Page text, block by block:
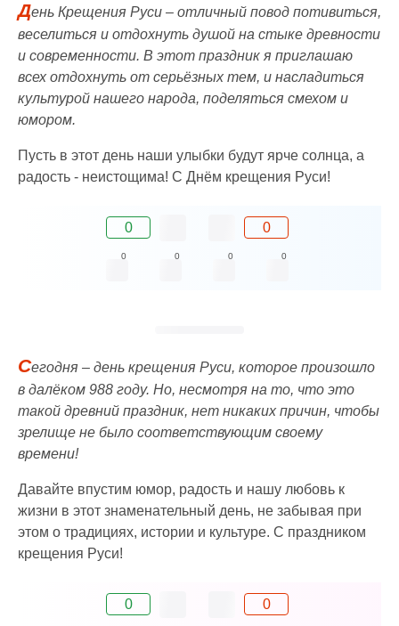
День Крещения Руси – отличный повод потивиться,
веселиться и отдохнуть душой на стыке древности
и современности. В этот праздник я приглашаю
всех отдохнуть от серьёзных тем, и насладиться
культурой нашего народа, поделяться смехом и
юмором.
Пусть в этот день наши улыбки будут ярче солнца, а
радость - неистощима! С Днём крещения Руси!
0 0
0 0 0 0
Сегодня – день крещения Руси, которое произошло
в далёком 988 году. Но, несмотря на то, что это
такой древний праздник, нет никаких причин, чтобы
зрелище не было соответствующим своему
времени!
Давайте впустим юмор, радость и нашу любовь к
жизни в этот знаменательный день, не забывая при
этом о традициях, истории и культуре. С праздником
крещения Руси!
0 0